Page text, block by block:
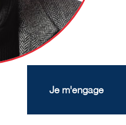
Je m'engage